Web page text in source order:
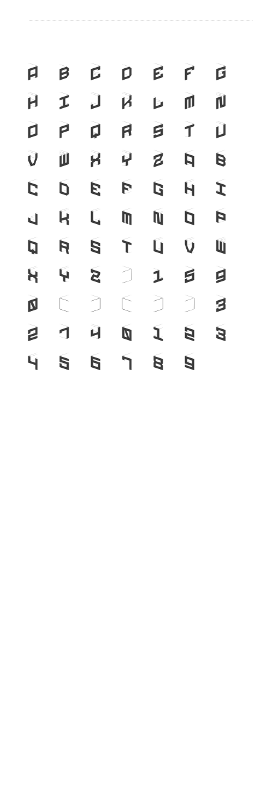
A B C D E F
G
H
I J K L M
N
O
P Q R S T
U
V
W X Y Z a
b
c
d e f g h
i
j
k l m n o
p
q
r s t u v
w
x
y z ? ! %
(
)
[ ] { } /
#
@
& $ 0 1 2
3
4
5 6 7 8 9